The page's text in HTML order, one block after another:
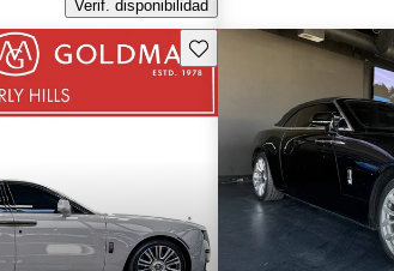
Verif. disponibilidad
Guarda este Aviso